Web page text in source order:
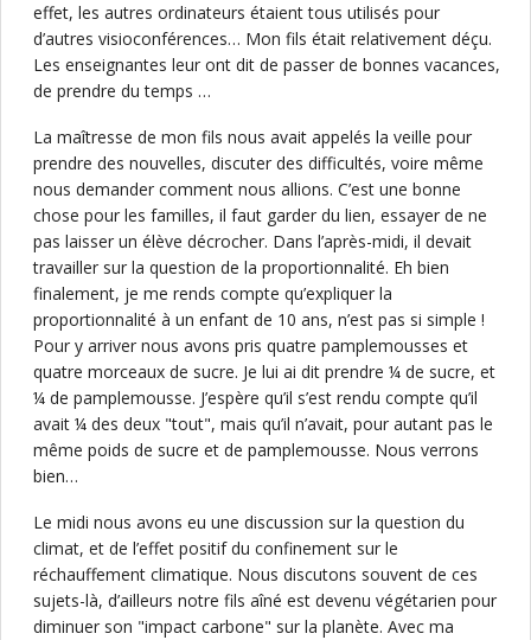
effet, les autres ordinateurs étaient tous utilisés pour
d’autres visioconférences… Mon fils était relativement déçu.
Les enseignantes leur ont dit de passer de bonnes vacances,
de prendre du temps …
La maîtresse de mon fils nous avait appelés la veille pour
prendre des nouvelles, discuter des difficultés, voire même
nous demander comment nous allions. C’est une bonne
chose pour les familles, il faut garder du lien, essayer de ne
pas laisser un élève décrocher. Dans l’après-midi, il devait
travailler sur la question de la proportionnalité. Eh bien
finalement, je me rends compte qu’expliquer la
proportionnalité à un enfant de 10 ans, n’est pas si simple !
Pour y arriver nous avons pris quatre pamplemousses et
quatre morceaux de sucre. Je lui ai dit prendre ¼ de sucre, et
¼ de pamplemousse. J’espère qu’il s’est rendu compte qu’il
avait ¼ des deux "tout", mais qu’il n’avait, pour autant pas le
même poids de sucre et de pamplemousse. Nous verrons
bien…
Le midi nous avons eu une discussion sur la question du
climat, et de l’effet positif du confinement sur le
réchauffement climatique. Nous discutons souvent de ces
sujets-là, d’ailleurs notre fils aîné est devenu végétarien pour
diminuer son "impact carbone" sur la planète. Avec ma